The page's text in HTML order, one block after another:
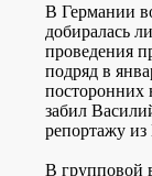
В Германии
добиралась
проведения
подряд в
посторонних
забил
репортажу
В групповой